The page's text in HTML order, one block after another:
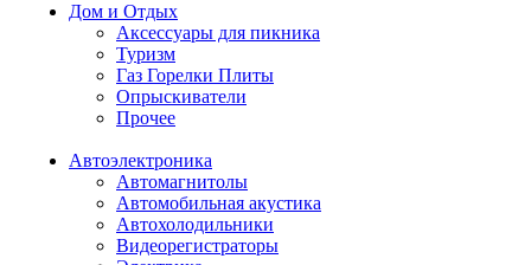
Дом и Отдых
Аксессуары для пикника
Туризм
Газ Горелки Плиты
Опрыскиватели
Прочее
Автоэлектроника
Автомагнитолы
Автомобильная акустика
Автохолодильники
Видеорегистраторы